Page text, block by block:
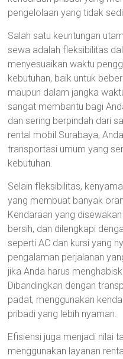
pengelolaan yang tidak
Salah satu keuntungan
sewa adalah fleksibilitas
menyesuaikan waktu
kebutuhan, baik untuk
maupun dalam jangka
sangat membantu bagi
dan sering berpindah dari
rental mobil Surabaya,
transportasi umum yang
kebutuhan.
Selain fleksibilitas,
yang membuat banyak
Kendaraan yang
bersih, dan dilengkapi
seperti AC dan kursi yang
pengalaman perjalanan
jika Anda harus
Dibandingkan dengan
padat, menggunakan
pribadi yang lebih nyaman.
Efisiensi juga menjadi nilai
menggunakan layanan